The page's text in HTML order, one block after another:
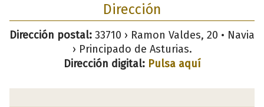
Dirección
Dirección postal: 33710 › Ramon Valdes, 20 • Navia
› Principado de Asturias.
Dirección digital: Pulsa aquí